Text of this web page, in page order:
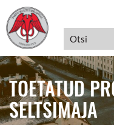
TOETATUD
SELTSIMAJA